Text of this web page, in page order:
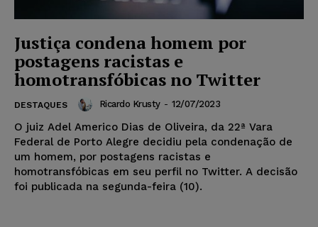
Justiça condena homem por
postagens racistas e
homotransfóbicas no Twitter
DESTAQUES Ricardo Krusty - 12/07/2023
O juiz Adel Americo Dias de Oliveira, da 22ª Vara
Federal de Porto Alegre decidiu pela condenação de
um homem, por postagens racistas e
homotransfóbicas em seu perfil no Twitter. A decisão
foi publicada na segunda-feira (10).